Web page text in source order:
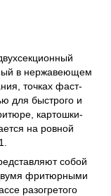
в нержавеющем
точках фаст-
для быстрого и
картошки-
на ровной
собой
фритюрными
разогретого